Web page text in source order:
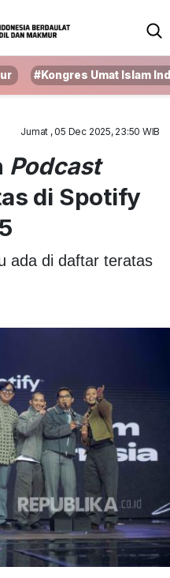
#Kongres Umat Islam
Jumat , 05 Dec 2025, 23:50 WIB
Podcast
di Spotify
ada di daftar teratas